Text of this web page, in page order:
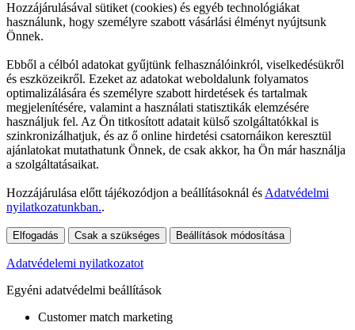
Hozzájárulásával sütiket (cookies) és egyéb technológiákat
használunk, hogy személyre szabott vásárlási élményt nyújtsunk
Önnek.
Ebből a célból adatokat gyűjtünk felhasználóinkról, viselkedésükről
és eszközeikről. Ezeket az adatokat weboldalunk folyamatos
optimalizálására és személyre szabott hirdetések és tartalmak
megjelenítésére, valamint a használati statisztikák elemzésére
használjuk fel. Az Ön titkosított adatait külső szolgáltatókkal is
szinkronizálhatjuk, és az ő online hirdetési csatornáikon keresztül
ajánlatokat mutathatunk Önnek, de csak akkor, ha Ön már használja
a szolgáltatásaikat.
Hozzájárulása előtt tájékozódjon a beállításoknál és Adatvédelmi
nyilatkozatunkban..
Elfogadás Csak a szükséges Beállítások módosítása
Adatvédelemi nyilatkozatot
Egyéni adatvédelmi beállítások
Customer match marketing